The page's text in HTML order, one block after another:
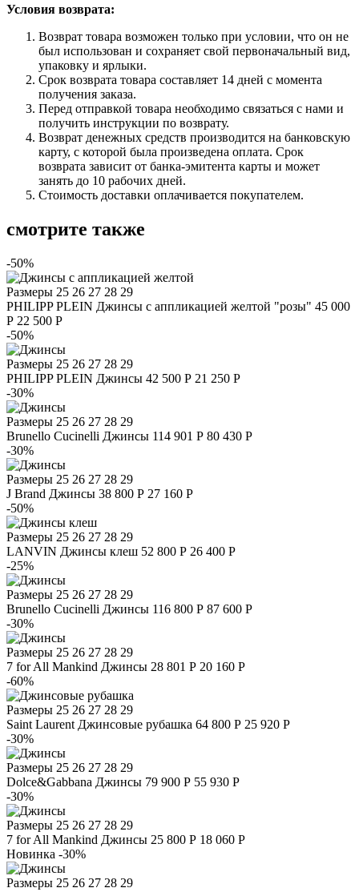
Условия возврата:
Возврат товара возможен только при условии, что он не
был использован и сохраняет свой первоначальный вид,
упаковку и ярлыки.
Срок возврата товара составляет 14 дней с момента
получения заказа.
Перед отправкой товара необходимо связаться с нами и
получить инструкции по возврату.
Возврат денежных средств производится на банковскую
карту, с которой была произведена оплата. Срок
возврата зависит от банка-эмитента карты и может
занять до 10 рабочих дней.
Стоимость доставки оплачивается покупателем.
смотрите также
-50%
Размеры 25 26 27 28 29
PHILIPP PLEIN Джинсы с аппликацией желтой "розы" 45 000
Р 22 500 Р
-50%
Размеры 25 26 27 28 29
PHILIPP PLEIN Джинсы 42 500 Р 21 250 Р
-30%
Размеры 25 26 27 28 29
Brunello Cucinelli Джинсы 114 901 Р 80 430 Р
-30%
Размеры 25 26 27 28 29
J Brand Джинсы 38 800 Р 27 160 Р
-50%
Размеры 25 26 27 28 29
LANVIN Джинсы клеш 52 800 Р 26 400 Р
-25%
Размеры 25 26 27 28 29
Brunello Cucinelli Джинсы 116 800 Р 87 600 Р
-30%
Размеры 25 26 27 28 29
7 for All Mankind Джинсы 28 801 Р 20 160 Р
-60%
Размеры 25 26 27 28 29
Saint Laurent Джинсовые рубашка 64 800 Р 25 920 Р
-30%
Размеры 25 26 27 28 29
Dolce&Gabbana Джинсы 79 900 Р 55 930 Р
-30%
Размеры 25 26 27 28 29
7 for All Mankind Джинсы 25 800 Р 18 060 Р
Новинка -30%
Размеры 25 26 27 28 29